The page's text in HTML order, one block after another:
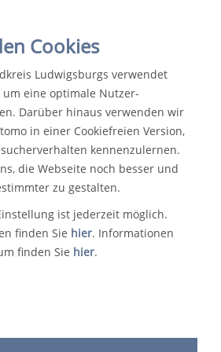
des Landratsamts
Sie alles über die
stark, traditionsbewusst:
hat viele Facetten, die
Pflege oder Gesundheit - im
finden Sie eine breite
Cookies
Ludwigsburgs verwendet
um eine optimale Nutzer-
Darüber hinaus verwenden wir
in einer Cookiefreien Version,
kennenzulernen.
die Webseite noch besser und
zu gestalten.
ist jederzeit möglich.
finden Sie hier. Informationen
finden Sie hier.